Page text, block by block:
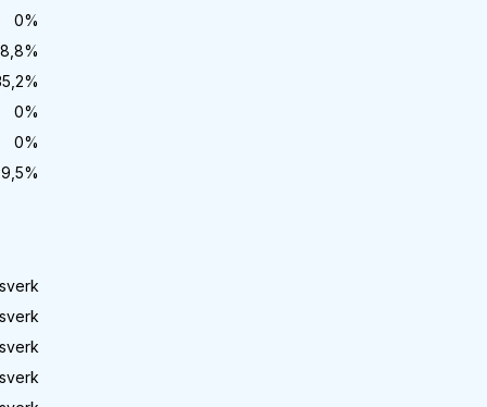
0%
8,8%
%
0%
0%
%